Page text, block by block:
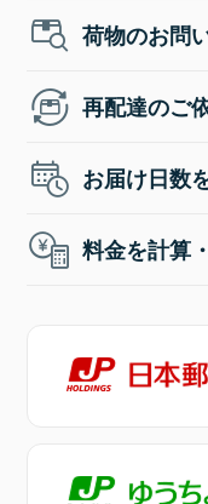
荷物のお問
再配達のご
お届け日数
料金を計算